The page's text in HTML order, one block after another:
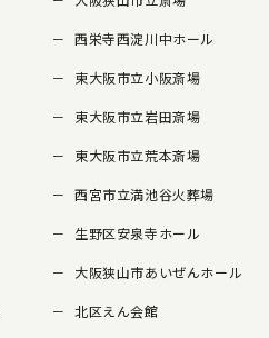
西栄寺西淀川中ホール
東大阪市立小阪斎場
東大阪市立岩田斎場
東大阪市立荒本斎場
西宮市立満池谷火葬場
生野区安泉寺ホール
大阪狭山市あいぜんホール
北区えん会館